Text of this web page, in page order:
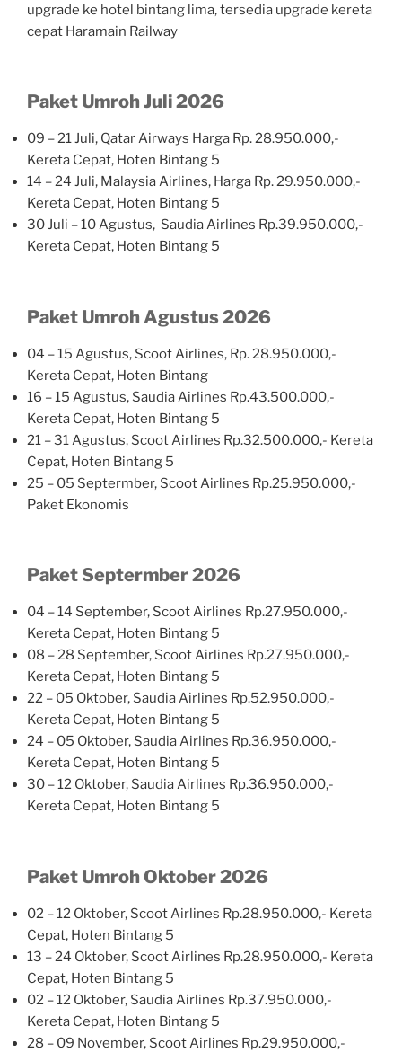
upgrade ke hotel bintang lima, tersedia upgrade kereta
cepat Haramain Railway
Paket Umroh Juli 2026
09 – 21 Juli, Qatar Airways Harga Rp. 28.950.000,-
Kereta Cepat, Hoten Bintang 5
14 – 24 Juli, Malaysia Airlines, Harga Rp. 29.950.000,-
Kereta Cepat, Hoten Bintang 5
30 Juli – 10 Agustus, Saudia Airlines Rp.39.950.000,-
Kereta Cepat, Hoten Bintang 5
Paket Umroh Agustus 2026
04 – 15 Agustus, Scoot Airlines, Rp. 28.950.000,-
Kereta Cepat, Hoten Bintang
16 – 15 Agustus, Saudia Airlines Rp.43.500.000,-
Kereta Cepat, Hoten Bintang 5
21 – 31 Agustus, Scoot Airlines Rp.32.500.000,- Kereta
Cepat, Hoten Bintang 5
25 – 05 Septermber, Scoot Airlines Rp.25.950.000,-
Paket Ekonomis
Paket Septermber 2026
04 – 14 September, Scoot Airlines Rp.27.950.000,-
Kereta Cepat, Hoten Bintang 5
08 – 28 September, Scoot Airlines Rp.27.950.000,-
Kereta Cepat, Hoten Bintang 5
22 – 05 Oktober, Saudia Airlines Rp.52.950.000,-
Kereta Cepat, Hoten Bintang 5
24 – 05 Oktober, Saudia Airlines Rp.36.950.000,-
Kereta Cepat, Hoten Bintang 5
30 – 12 Oktober, Saudia Airlines Rp.36.950.000,-
Kereta Cepat, Hoten Bintang 5
Paket Umroh Oktober 2026
02 – 12 Oktober, Scoot Airlines Rp.28.950.000,- Kereta
Cepat, Hoten Bintang 5
13 – 24 Oktober, Scoot Airlines Rp.28.950.000,- Kereta
Cepat, Hoten Bintang 5
02 – 12 Oktober, Saudia Airlines Rp.37.950.000,-
Kereta Cepat, Hoten Bintang 5
28 – 09 November, Scoot Airlines Rp.29.950.000,-